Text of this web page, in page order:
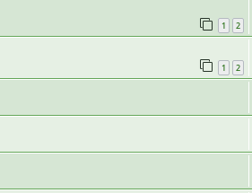
1 2
1 2